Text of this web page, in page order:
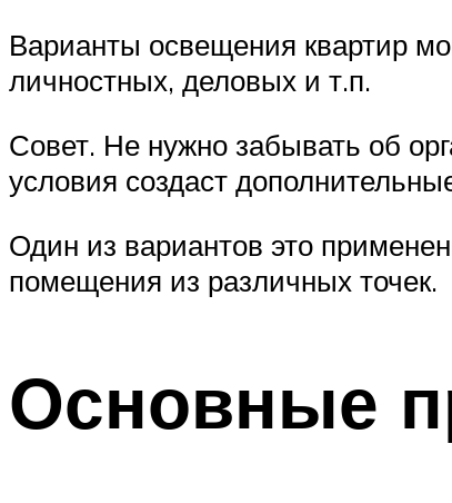
Варианты освещения квартир
личностных, деловых и т.п.
Совет. Не нужно забывать об
условия создаст
Один из вариантов это
помещения из различных точек.
Основные